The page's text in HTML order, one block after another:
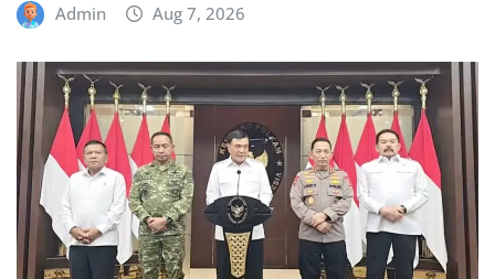
Admin Aug 7, 2026